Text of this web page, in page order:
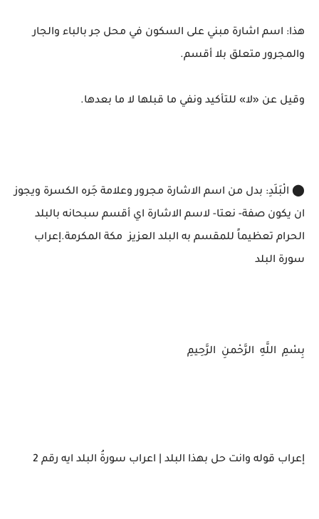
هذا: اسم اشارة مبني على السكون في محل جر بالباء والجار
والمجرور متعلق بلا أقسم.
وقيل عن «لا» للتأكيد ونفي ما قبلها لا ما بعدها.
⬤ الْبَلَدِ: بدل من اسم الاشارة مجرور وعلامة جَره الكسرة ويجوز
ان يكون صفة- نعتا- لاسم الاشارة اي أقسم سبحانه بالبلد
الحرام تعظيماً للمقسم به البلد العزيز مكة المكرمة.إعراب
سورة البلد
بِسْمِ اللَّهِ الرَّحْمنِ الرَّحِيمِ
إعراب قوله وانت حل بهذا البلد | اعراب سورةُ البلد ايه رقم 2